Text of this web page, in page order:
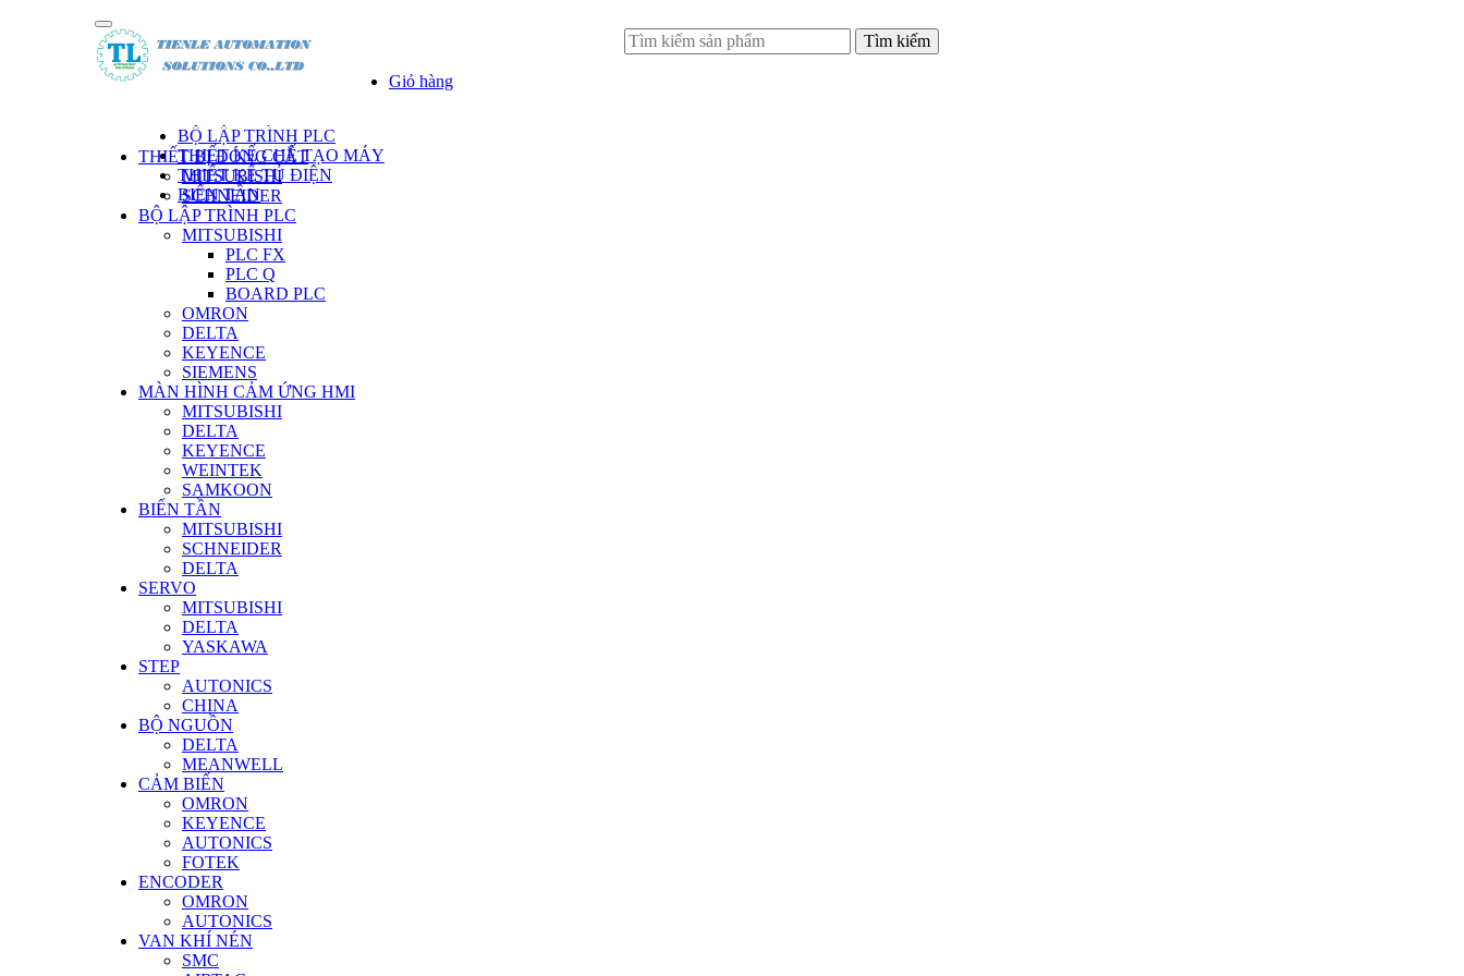
Tìm kiếm
Giỏ hàng
BỘ LẬP TRÌNH PLC
THIẾT KẾ CHẾ TẠO MÁY
THIẾT KẾ TỦ ĐIỆN
BIẾN TẦN
THIẾT BỊ ĐÓNG CẮT
MITSUBISHI
SCHNEIDER
BỘ LẬP TRÌNH PLC
MITSUBISHI
PLC FX
PLC Q
BOARD PLC
OMRON
DELTA
KEYENCE
SIEMENS
MÀN HÌNH CẢM ỨNG HMI
MITSUBISHI
DELTA
KEYENCE
WEINTEK
SAMKOON
BIẾN TẦN
MITSUBISHI
SCHNEIDER
DELTA
SERVO
MITSUBISHI
DELTA
YASKAWA
STEP
AUTONICS
CHINA
BỘ NGUỒN
DELTA
MEANWELL
CẢM BIẾN
OMRON
KEYENCE
AUTONICS
FOTEK
ENCODER
OMRON
AUTONICS
VAN KHÍ NÉN
SMC